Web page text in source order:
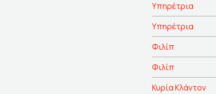
Υπηρέτρια
Υπηρέτρια
Φιλίπ
Φιλίπ
Κυρία Κλάντον